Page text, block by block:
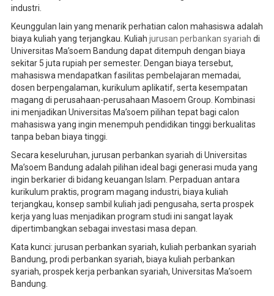
industri.
Keunggulan lain yang menarik perhatian calon mahasiswa adalah
biaya kuliah yang terjangkau. Kuliah jurusan perbankan syariah di
Universitas Ma’soem Bandung dapat ditempuh dengan biaya
sekitar 5 juta rupiah per semester. Dengan biaya tersebut,
mahasiswa mendapatkan fasilitas pembelajaran memadai,
dosen berpengalaman, kurikulum aplikatif, serta kesempatan
magang di perusahaan-perusahaan Masoem Group. Kombinasi
ini menjadikan Universitas Ma’soem pilihan tepat bagi calon
mahasiswa yang ingin menempuh pendidikan tinggi berkualitas
tanpa beban biaya tinggi.
Secara keseluruhan, jurusan perbankan syariah di Universitas
Ma’soem Bandung adalah pilihan ideal bagi generasi muda yang
ingin berkarier di bidang keuangan Islam. Perpaduan antara
kurikulum praktis, program magang industri, biaya kuliah
terjangkau, konsep sambil kuliah jadi pengusaha, serta prospek
kerja yang luas menjadikan program studi ini sangat layak
dipertimbangkan sebagai investasi masa depan.
Kata kunci: jurusan perbankan syariah, kuliah perbankan syariah
Bandung, prodi perbankan syariah, biaya kuliah perbankan
syariah, prospek kerja perbankan syariah, Universitas Ma’soem
Bandung.